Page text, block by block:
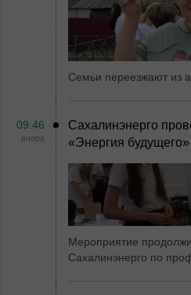
Семьи переезжают из
09:46
вчера
Сахалинэнерго
«Энергия
Мероприятие
Сахалинэнерго по